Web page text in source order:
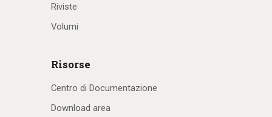
Riviste
Volumi
Risorse
Centro di Documentazione
Download area